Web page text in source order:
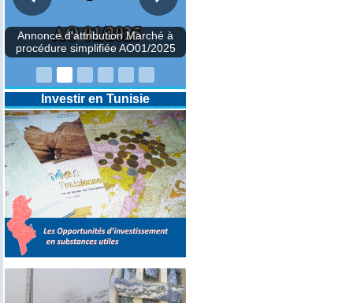
Annonce d'attribution Marché à
procédure simplifiée AO01/2025
Investir en Tunisie